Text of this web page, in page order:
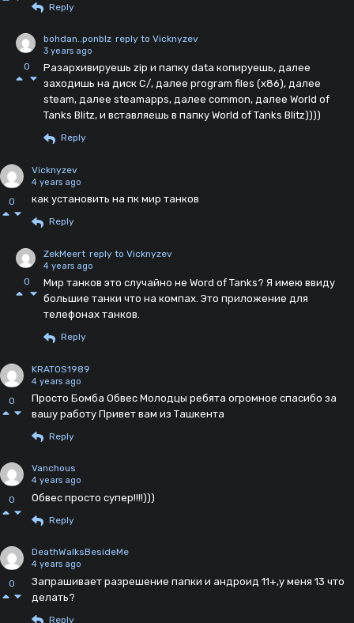
Reply
0
bohdan..ponblz reply to Vicknyzev
3 years ago
Разархивируешь zip и папку data копируешь, далее
заходишь на диск C/, далее program files (x86), далее
steam, далее steamapps, далее common, далее World of
Tanks Blitz, и вставляешь в папку World of Tanks Blitz))))
Reply
0
Vicknyzev
4 years ago
как установить на пк мир танков
Reply
0
ZekMeert reply to Vicknyzev
4 years ago
Мир танков это случайно не Word of Tanks? Я имею ввиду
большие танки что на компах. Это приложение для
телефонах танков.
Reply
0
KRATOS1989
4 years ago
Просто Бомба Обвес Молодцы ребята огромное спасибо за
вашу работу Привет вам из Ташкента
Reply
0
Vanchous
4 years ago
Обвес просто супер!!!!)))
Reply
0
DeathWalksBesideMe
4 years ago
Запрашивает разрешение папки и андроид 11+,у меня 13 что
делать?
Reply